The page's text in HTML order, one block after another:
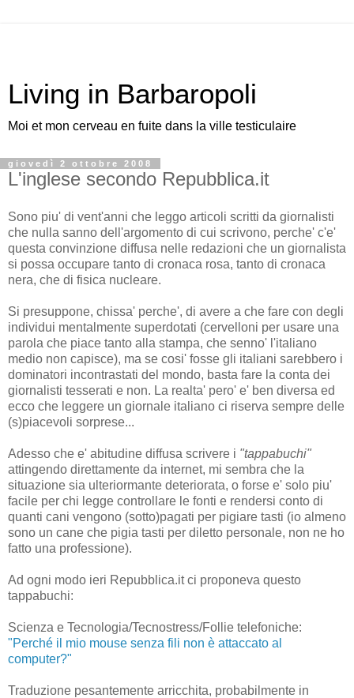
Living in Barbaropoli
Moi et mon cerveau en fuite dans la ville testiculaire
giovedì 2 ottobre 2008
L'inglese secondo Repubblica.it
Sono piu' di vent'anni che leggo articoli scritti da giornalisti
che nulla sanno dell'argomento di cui scrivono, perche' c'e'
questa convinzione diffusa nelle redazioni che un giornalista
si possa occupare tanto di cronaca rosa, tanto di cronaca
nera, che di fisica nucleare.
Si presuppone, chissa' perche', di avere a che fare con degli
individui mentalmente superdotati (cervelloni per usare una
parola che piace tanto alla stampa, che senno' l'italiano
medio non capisce), ma se cosi' fosse gli italiani sarebbero i
dominatori incontrastati del mondo, basta fare la conta dei
giornalisti tesserati e non. La realta' pero' e' ben diversa ed
ecco che leggere un giornale italiano ci riserva sempre delle
(s)piacevoli sorprese...
Adesso che e' abitudine diffusa scrivere i "tappabuchi"
attingendo direttamente da internet, mi sembra che la
situazione sia ulteriormante deteriorata, o forse e' solo piu'
facile per chi legge controllare le fonti e rendersi conto di
quanti cani vengono (sotto)pagati per pigiare tasti (io almeno
sono un cane che pigia tasti per diletto personale, non ne ho
fatto una professione).
Ad ogni modo ieri Repubblica.it ci proponeva questo
tappabuchi:
Scienza e Tecnologia/Tecnostress/Follie telefoniche:
"Perché il mio mouse senza fili non è attaccato al
computer?"
Traduzione pesantemente arricchita, probabilmente in